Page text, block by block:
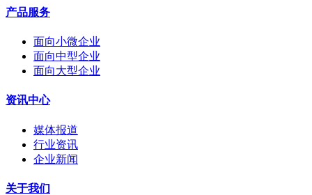
产品服务
面向小微企业
面向中型企业
面向大型企业
资讯中心
媒体报道
行业资讯
企业新闻
关于我们